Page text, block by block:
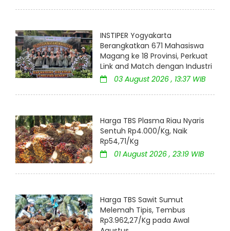
INSTIPER Yogyakarta
Berangkatkan 671 Mahasiswa
Magang ke 18 Provinsi, Perkuat
Link and Match dengan Industri
03 August 2026 , 13:37 WIB
Harga TBS Plasma Riau Nyaris
Sentuh Rp4.000/Kg, Naik
Rp54,71/Kg
01 August 2026 , 23:19 WIB
Harga TBS Sawit Sumut
Melemah Tipis, Tembus
Rp3.962,27/Kg pada Awal